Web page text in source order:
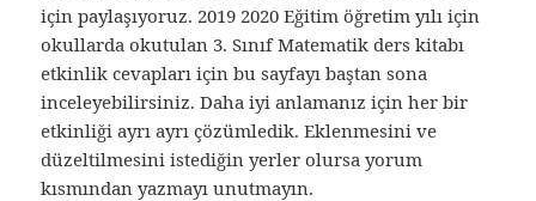
için paylaşıyoruz. 2019 2020 Eğitim öğretim yılı için
okullarda okutulan 3. Sınıf Matematik ders kitabı
etkinlik cevapları için bu sayfayı baştan sona
inceleyebilirsiniz. Daha iyi anlamanız için her bir
etkinliği ayrı ayrı çözümledik. Eklenmesini ve
düzeltilmesini istediğin yerler olursa yorum
kısmından yazmayı unutmayın.